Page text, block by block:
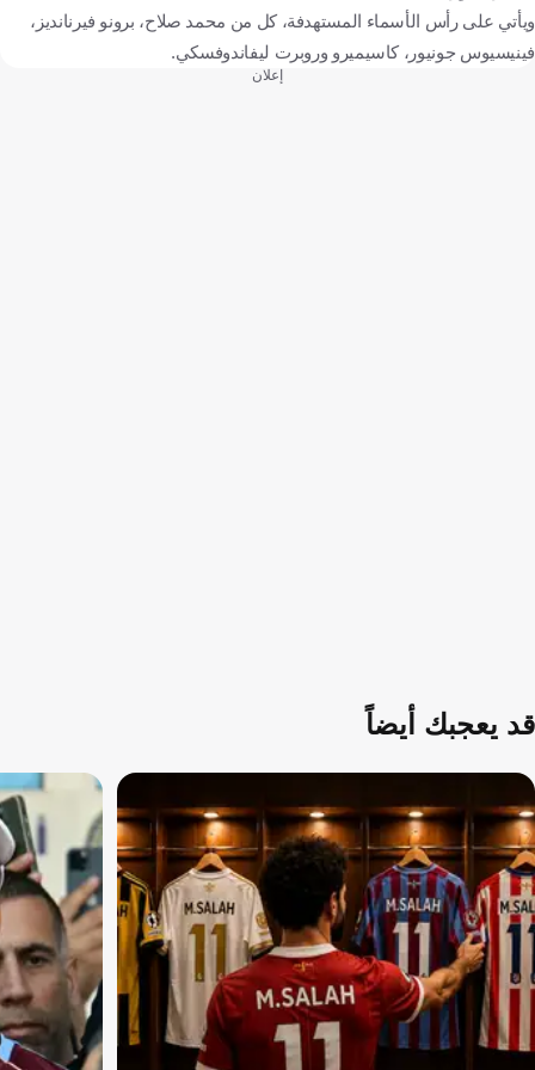
ويأتي على رأس الأسماء المستهدفة، كل من محمد صلاح، برونو فيرنانديز،
فينيسيوس جونيور، كاسيميرو وروبرت ليفاندوفسكي.
إعلان
قد يعجبك أيضاً